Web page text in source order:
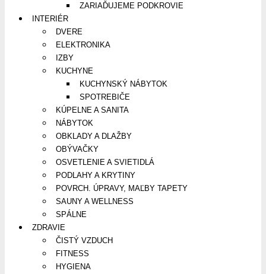
ZARIAĎUJEME PODKROVIE
INTERIÉR
DVERE
ELEKTRONIKA
IZBY
KUCHYNE
KUCHYNSKÝ NÁBYTOK
SPOTREBIČE
KÚPELNE A SANITA
NÁBYTOK
OBKLADY A DLAŽBY
OBÝVAČKY
OSVETLENIE A SVIETIDLÁ
PODLAHY A KRYTINY
POVRCH. ÚPRAVY, MAĽBY TAPETY
SAUNY A WELLNESS
SPÁLNE
ZDRAVIE
ČISTÝ VZDUCH
FITNESS
HYGIENA